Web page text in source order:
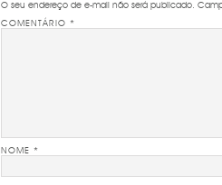
O seu endereço de e-mail não será publicado.
COMENTÁRIO *
NOME *